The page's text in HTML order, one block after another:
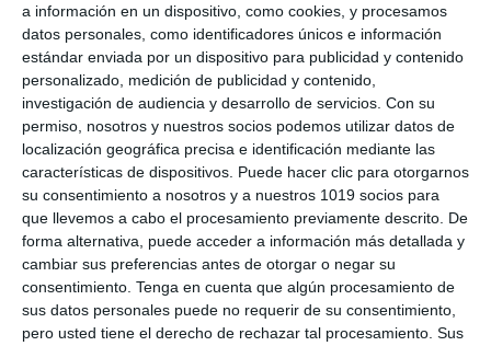
a información en un dispositivo, como cookies, y procesamos
datos personales, como identificadores únicos e información
estándar enviada por un dispositivo para publicidad y contenido
personalizado, medición de publicidad y contenido,
investigación de audiencia y desarrollo de servicios. Con su
permiso, nosotros y nuestros socios podemos utilizar datos de
localización geográfica precisa e identificación mediante las
características de dispositivos. Puede hacer clic para otorgarnos
su consentimiento a nosotros y a nuestros 1019 socios para
que llevemos a cabo el procesamiento previamente descrito. De
forma alternativa, puede acceder a información más detallada y
cambiar sus preferencias antes de otorgar o negar su
consentimiento. Tenga en cuenta que algún procesamiento de
sus datos personales puede no requerir de su consentimiento,
pero usted tiene el derecho de rechazar tal procesamiento. Sus
comprensión y memorización de contenidos
históricos.
Cómo utilizar este
material
Este recurso puede utilizarse como apoyo visual
en el aula, material de introducción a la Edad
Moderna, actividad de repaso o complemento
para proyectos deGeografía e Historia en
ESO. Gracias a su formato ilustrado y
esquemático, resulta especialmente útil para